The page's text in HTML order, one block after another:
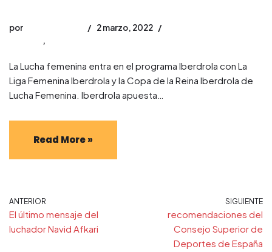
por
2 marzo, 2022
,
La Lucha femenina entra en el programa Iberdrola con La
Liga Femenina Iberdrola y la Copa de la Reina Iberdrola de
Lucha Femenina. Iberdrola apuesta…
Read More »
ANTERIOR
El último mensaje del
luchador Navid Afkari
SIGUIENTE
recomendaciones del
Consejo Superior de
Deportes de España